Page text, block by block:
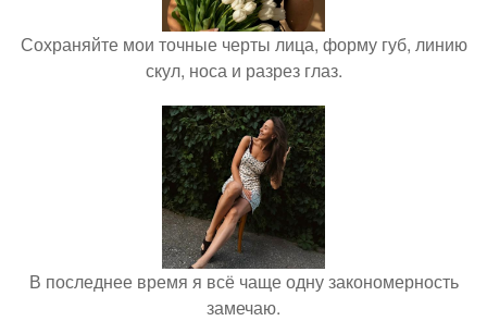
Сохраняйте мои точные черты лица, форму губ, линию
скул, носа и разрез глаз.
В последнее время я всё чаще одну закономерность
замечаю.